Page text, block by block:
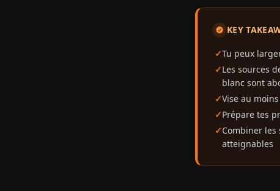
KEY
Tu peux
Les sources
blanc sont
Vise au
Prépare tes
Combiner
atteignables